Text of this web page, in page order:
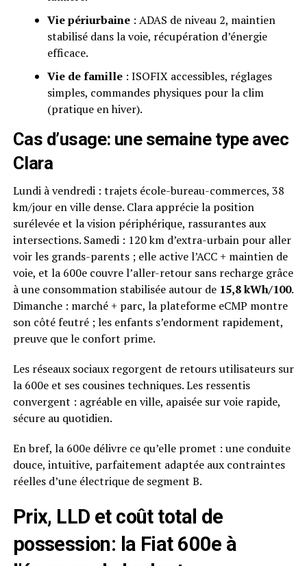
Vie périurbaine: ADAS de niveau 2, maintien
stabilisé dans la voie, récupération d’énergie
efficace.
Vie de famille: ISOFIX accessibles, réglages
simples, commandes physiques pour la clim
(pratique en hiver).
Cas d’usage: une semaine type avec
Clara
Lundi à vendredi : trajets école-bureau-commerces, 38
km/jour en ville dense. Clara apprécie la position
surélevée et la vision périphérique, rassurantes aux
intersections. Samedi : 120 km d’extra-urbain pour aller
voir les grands-parents ; elle active l’ACC + maintien de
voie, et la 600e couvre l’aller-retour sans recharge grâce
à une consommation stabilisée autour de 15,8 kWh/100.
Dimanche : marché + parc, la plateforme eCMP montre
son côté feutré ; les enfants s’endorment rapidement,
preuve que le confort prime.
Les réseaux sociaux regorgent de retours utilisateurs sur
la 600e et ses cousines techniques. Les ressentis
convergent : agréable en ville, apaisée sur voie rapide,
sécure au quotidien.
En bref, la 600e délivre ce qu’elle promet : une conduite
douce, intuitive, parfaitement adaptée aux contraintes
réelles d’une électrique de segment B.
Prix, LLD et coût total de
possession: la Fiat 600e à